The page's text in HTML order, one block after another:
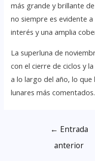
más grande y brillante
no siempre es evidente
interés y una amplia
La superluna de
con el cierre de ciclos y
a lo largo del año, lo
lunares más comentados.
← Entrada
anterior